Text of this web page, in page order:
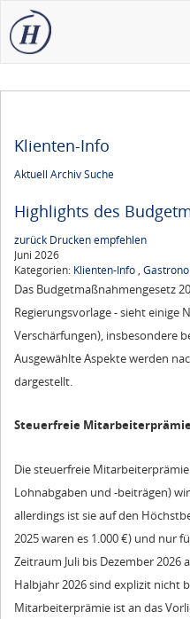
Klienten-Info
Aktuell ArchivSuche
Highlights des
zurück Druckenempfehlen
Juni 2026
Kategorien: Klienten-Info ,
Das Budgetmaßnahmengesetz
Regierungsvorlage - sieht einige
Verschärfungen), insbesondere
Ausgewählte Aspekte werden
dargestellt.
Steuerfreie
Die steuerfreie
Lohnabgaben und -beiträgen)
allerdings ist sie auf den
2025 waren es 1.000 €) und nur
Zeitraum Juli bis Dezember 2026
Halbjahr 2026 sind explizit nicht
Mitarbeiterprämie ist an das